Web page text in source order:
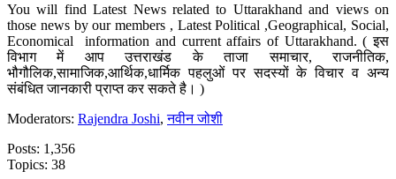
You will find Latest News related to Uttarakhand and views on
those news by our members , Latest Political ,Geographical, Social,
Economical information and current affairs of Uttarakhand. ( इस
विभाग में आप उत्तराखंड के ताजा समाचार, राजनीतिक,
भौगौलिक,सामाजिक,आर्थिक,धार्मिक पहलुओं पर सदस्यों के विचार व अन्य
संबंधित जानकारी प्राप्त कर सकते है। )
Moderators: Rajendra Joshi,नवीन जोशी
Posts: 1,356
Topics: 38